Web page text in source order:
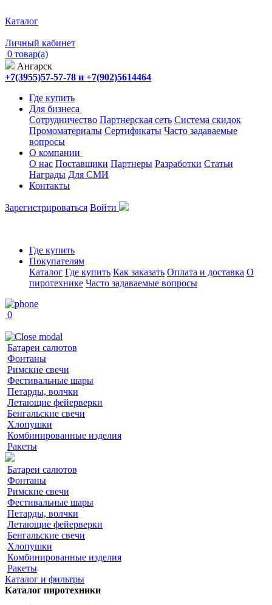
Каталог
Личный кабинет
0 товар(а)
Ангарск
+7(3955)57-57-78 и +7(902)5614464
Где купить
Для бизнеса
Сотрудничество Партнерская сеть Система скидок
Промоматериалы Сертификаты Часто задаваемые
вопросы
О компании
О нас Поставщики Партнеры Разработки Статьи
Награды Для СМИ
Контакты
Зарегистрироваться Войти
Где купить
Покупателям
Каталог Где купить Как заказать Оплата и доставка О
пиротехнике Часто задаваемые вопросы
0
Батареи салютов
Фонтаны
Римские свечи
Фестивальные шары
Петарды, волчки
Летающие фейерверки
Бенгальские свечи
Хлопушки
Комбинированные изделия
Ракеты
Батареи салютов
Фонтаны
Римские свечи
Фестивальные шары
Петарды, волчки
Летающие фейерверки
Бенгальские свечи
Хлопушки
Комбинированные изделия
Ракеты
Каталог и фильтры
Каталог пиротехники